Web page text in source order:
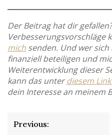
Der Beitrag hat dir
Verbesserungsvorschläge
mich senden. Und wer
finanziell beteiligen und
Weiterentwicklung dieser
kann das unterdiesem
dein Interesse an meinem
Previous: